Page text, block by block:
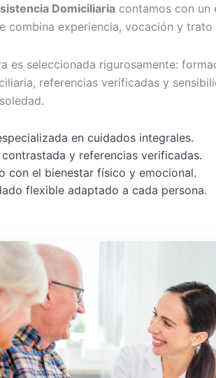
Domiciliaria contamos con un
combina experiencia, vocación y trato
es seleccionada rigurosamente:
referencias verificadas y
en cuidados integrales.
y referencias verificadas.
con el bienestar físico y emocional.
flexible adaptado a cada persona.